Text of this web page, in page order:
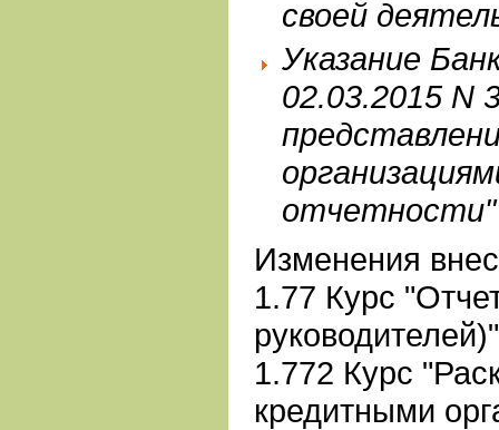
своей
Указание
02.03.2015 N
отчетности"
Изменения
1.77 Курс
руководителей)"
1.772 Курс
кредитными